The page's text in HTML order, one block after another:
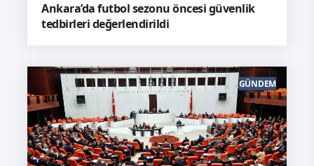
Ankara’da futbol sezonu öncesi güvenlik
tedbirleri değerlendirildi
GÜNDEM